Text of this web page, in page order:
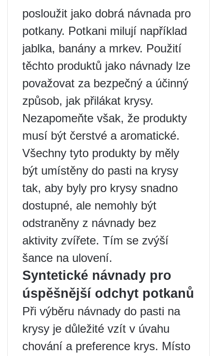
posloužit jako dobrá návnada pro
potkany. Potkani milují například
jablka, banány a mrkev. Použití
těchto produktů jako návnady lze
považovat za bezpečný a účinný
způsob, jak přilákat krysy.
Nezapomeňte však, že produkty
musí být čerstvé a aromatické.
Všechny tyto produkty by měly
být umístěny do pasti na krysy
tak, aby byly pro krysy snadno
dostupné, ale nemohly být
odstraněny z návnady bez
aktivity zvířete. Tím se zvýší
šance na ulovení.
Syntetické návnady pro
úspěšnější odchyt potkanů
Při výběru návnady do pasti na
krysy je důležité vzít v úvahu
chování a preference krys. Místo